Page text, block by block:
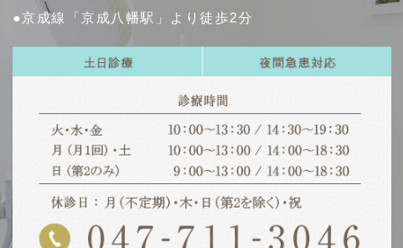
●京成線「京成八幡駅」より徒歩2分